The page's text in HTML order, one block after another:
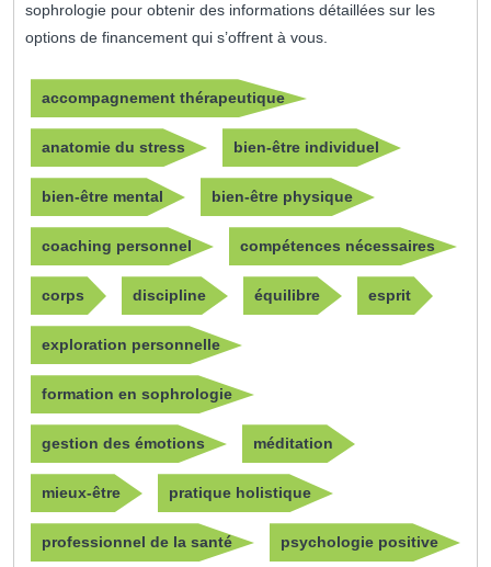
sophrologie pour obtenir des informations détaillées sur les
options de financement qui s’offrent à vous.
accompagnement thérapeutique
anatomie du stress bien-être individuel
bien-être mental bien-être physique
coaching personnel compétences nécessaires
corps discipline équilibre esprit
exploration personnelle
formation en sophrologie
gestion des émotions méditation
mieux-être pratique holistique
professionnel de la santé psychologie positive